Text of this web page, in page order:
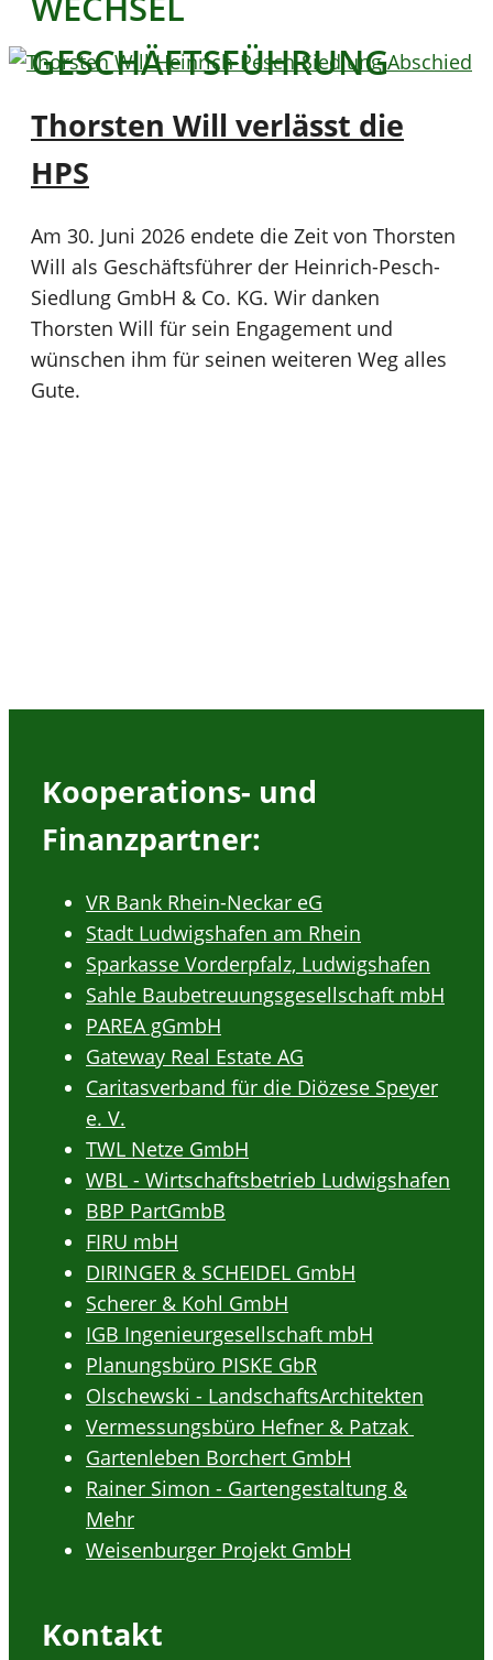
GESCHÄFTSFÜHRUNG
Thorsten Will verlässt die
HPS
Am 30. Juni 2026 endete die Zeit von Thorsten
Will als Geschäftsführer der Heinrich-Pesch-
Siedlung GmbH & Co. KG. Wir danken
Thorsten Will für sein Engagement und
wünschen ihm für seinen weiteren Weg alles
Gute.
Kooperations- und
Finanzpartner:
VR Bank Rhein-Neckar eG
Stadt Ludwigshafen am Rhein
Sparkasse Vorderpfalz, Ludwigshafen
Sahle Baubetreuungsgesellschaft mbH
PAREA gGmbH
Gateway Real Estate AG
Caritasverband für die Diözese Speyer
e. V.
TWL Netze GmbH
WBL - Wirtschaftsbetrieb Ludwigshafen
BBP PartGmbB
FIRU mbH
DIRINGER & SCHEIDEL GmbH
Scherer & Kohl GmbH
IGB Ingenieurgesellschaft mbH
Planungsbüro PISKE GbR
Olschewski - LandschaftsArchitekten
Vermessungsbüro Hefner & Patzak
Gartenleben Borchert GmbH
Rainer Simon - Gartengestaltung &
Mehr
Weisenburger Projekt GmbH
Kontakt